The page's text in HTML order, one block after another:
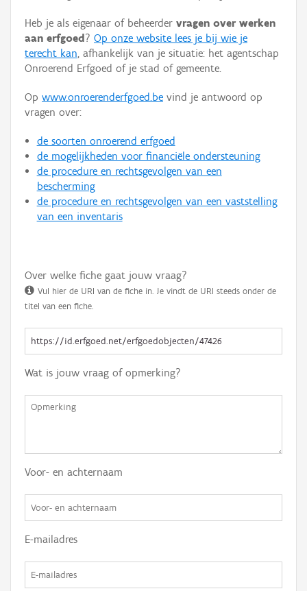
Hergebruik
Aanmelden
Heb je als eigenaar of beheerder vragen over werken
aan erfgoed ? Op onze website lees je bij wie je
terecht kan, afhankelijk van je situatie: het agentschap
Onroerend Erfgoed of je stad of gemeente.
Op www.onroerenderfgoed.be vind je antwoord op
vragen over:
de soorten onroerend erfgoed
de mogelijkheden voor financiële ondersteuning
de procedure en rechtsgevolgen van een
bescherming
de procedure en rechtsgevolgen van een vaststelling
van een inventaris
Over welke fiche gaat jouw vraag?
Vul hier de URI van de fiche in. Je vindt de URI steeds onder de
titel van een fiche.
Wat is jouw vraag of opmerking?
Voor- en achternaam
E-mailadres